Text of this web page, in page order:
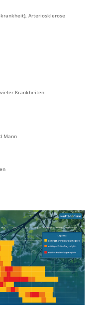
Arteriosklerose
Krankheiten
Mann